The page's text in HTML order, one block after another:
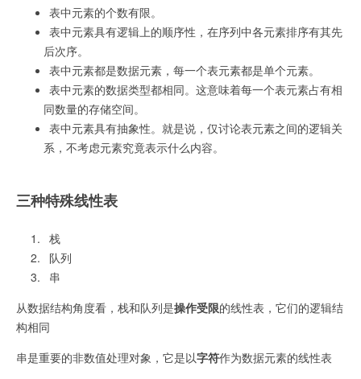
表中元素的个数有限。
表中元素具有逻辑上的顺序性，在序列中各元素排序有其先
后次序。
表中元素都是数据元素，每一个表元素都是单个元素。
表中元素的数据类型都相同。这意味着每一个表元素占有相
同数量的存储空间。
表中元素具有抽象性。就是说，仅讨论表元素之间的逻辑关
系，不考虑元素究竟表示什么内容。
三种特殊线性表
栈
队列
串
从数据结构角度看，栈和队列是操作受限的线性表，它们的逻辑结
构相同
串是重要的非数值处理对象，它是以字符作为数据元素的线性表